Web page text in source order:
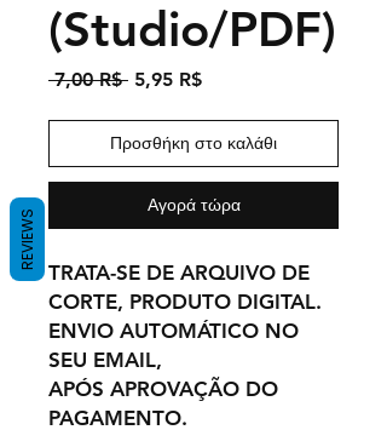
(Studio/PDF)
7,00 R$ Κανονική
5,95 R$Τιμή
Προσθήκη στο καλάθι
Αγορά τώρα
TRATA-SE DE ARQUIVO DE
CORTE, PRODUTO DIGITAL.
ENVIO AUTOMÁTICO NO
SEU EMAIL,
APÓS APROVAÇÃO DO
PAGAMENTO.
REVIEWS